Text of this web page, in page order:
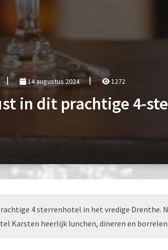
14 augustus 2024 1272
in dit prachtige 4-
4 sterrenhotel in het vredige Drenthe.
Karsten heerlijk lunchen, dineren en borrelen.